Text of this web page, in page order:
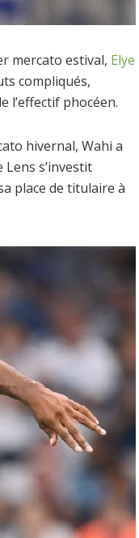
mercato estival, Elye
compliqués,
l’effectif phocéen.
hivernal, Wahi a
Lens s’investit
place de titulaire à